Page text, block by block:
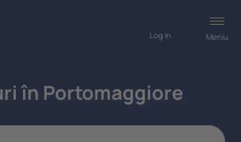
Meniu
Log in
în Portomaggiore